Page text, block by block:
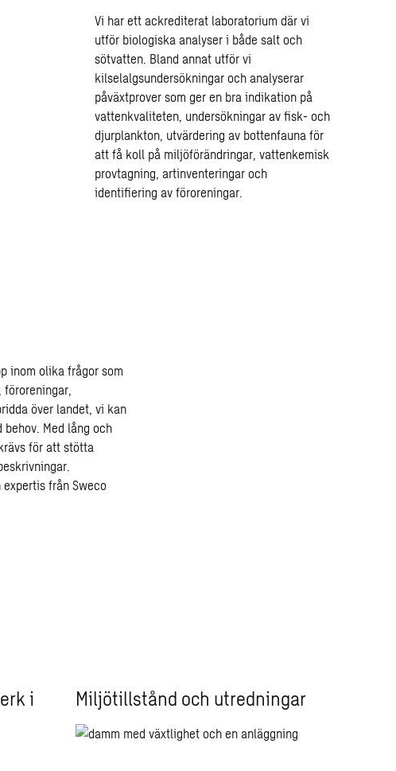
Vi har ett ackrediterat laboratorium där vi
utför biologiska analyser i både salt och
sötvatten. Bland annat utför vi
kilselalgsundersökningar och analyserar
påväxtprover som ger en bra indikation på
vattenkvaliteten, undersökningar av fisk- och
djurplankton, utvärdering av bottenfauna för
att få koll på miljöförändringar, vattenkemisk
provtagning, artinventeringar och
identifiering av föroreningar.
inom olika frågor som
över landet, vi kan
Med lång och
för att stötta
från Sweco
i
Miljötillstånd och utredningar